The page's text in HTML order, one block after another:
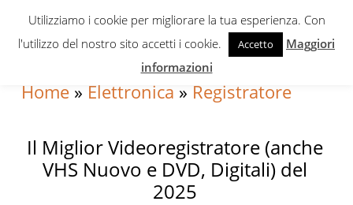
Skip
navigation
Skip
Skip
sidebar
Home » Elettronica » Registratore
Il Miglior Videoregistratore (anche
VHS Nuovo e DVD, Digitali) del
2025
Utilizziamo i cookie per migliorare la tua esperienza. Con
l'utilizzo del nostro sito accetti i cookie.
Accetto
Maggiori
informazioni